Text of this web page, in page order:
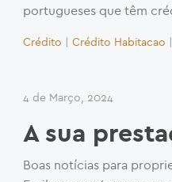
portugueses que têm
Crédito Crédito Habitacao
4 de Março, 2024
A sua
Boas notícias para